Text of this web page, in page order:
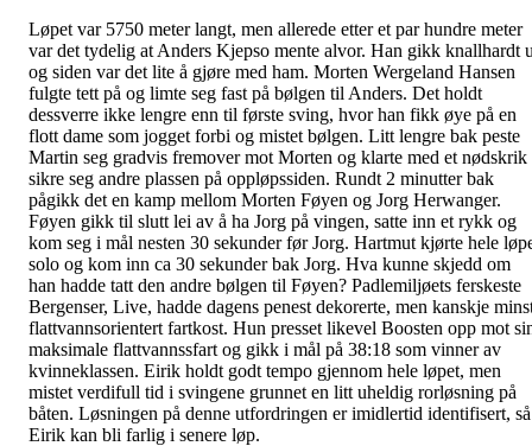
Løpet var 5750 meter langt, men allerede etter et par hundre meter
var det tydelig at Anders Kjepso mente alvor. Han gikk knallhardt
og siden var det lite å gjøre med ham. Morten Wergeland Hansen
fulgte tett på og limte seg fast på bølgen til Anders. Det holdt
dessverre ikke lengre enn til første sving, hvor han fikk øye på en
flott dame som jogget forbi og mistet bølgen. Litt lengre bak peste
Martin seg gradvis fremover mot Morten og klarte med et nødskrik
sikre seg andre plassen på oppløpssiden. Rundt 2 minutter bak
pågikk det en kamp mellom Morten Føyen og Jorg Herwanger.
Føyen gikk til slutt lei av å ha Jorg på vingen, satte inn et rykk og
kom seg i mål nesten 30 sekunder før Jorg. Hartmut kjørte hele
solo og kom inn ca 30 sekunder bak Jorg. Hva kunne skjedd om
han hadde tatt den andre bølgen til Føyen? Padlemiljøets ferskeste
Bergenser, Live, hadde dagens penest dekorerte, men kanskje
flattvannsorientert fartkost. Hun presset likevel Boosten opp mot
maksimale flattvannssfart og gikk i mål på 38:18 som vinner av
kvinneklassen. Eirik holdt godt tempo gjennom hele løpet, men
mistet verdifull tid i svingene grunnet en litt uheldig rorløsning på
båten. Løsningen på denne utfordringen er imidlertid identifisert, så
Eirik kan bli farlig i senere løp.